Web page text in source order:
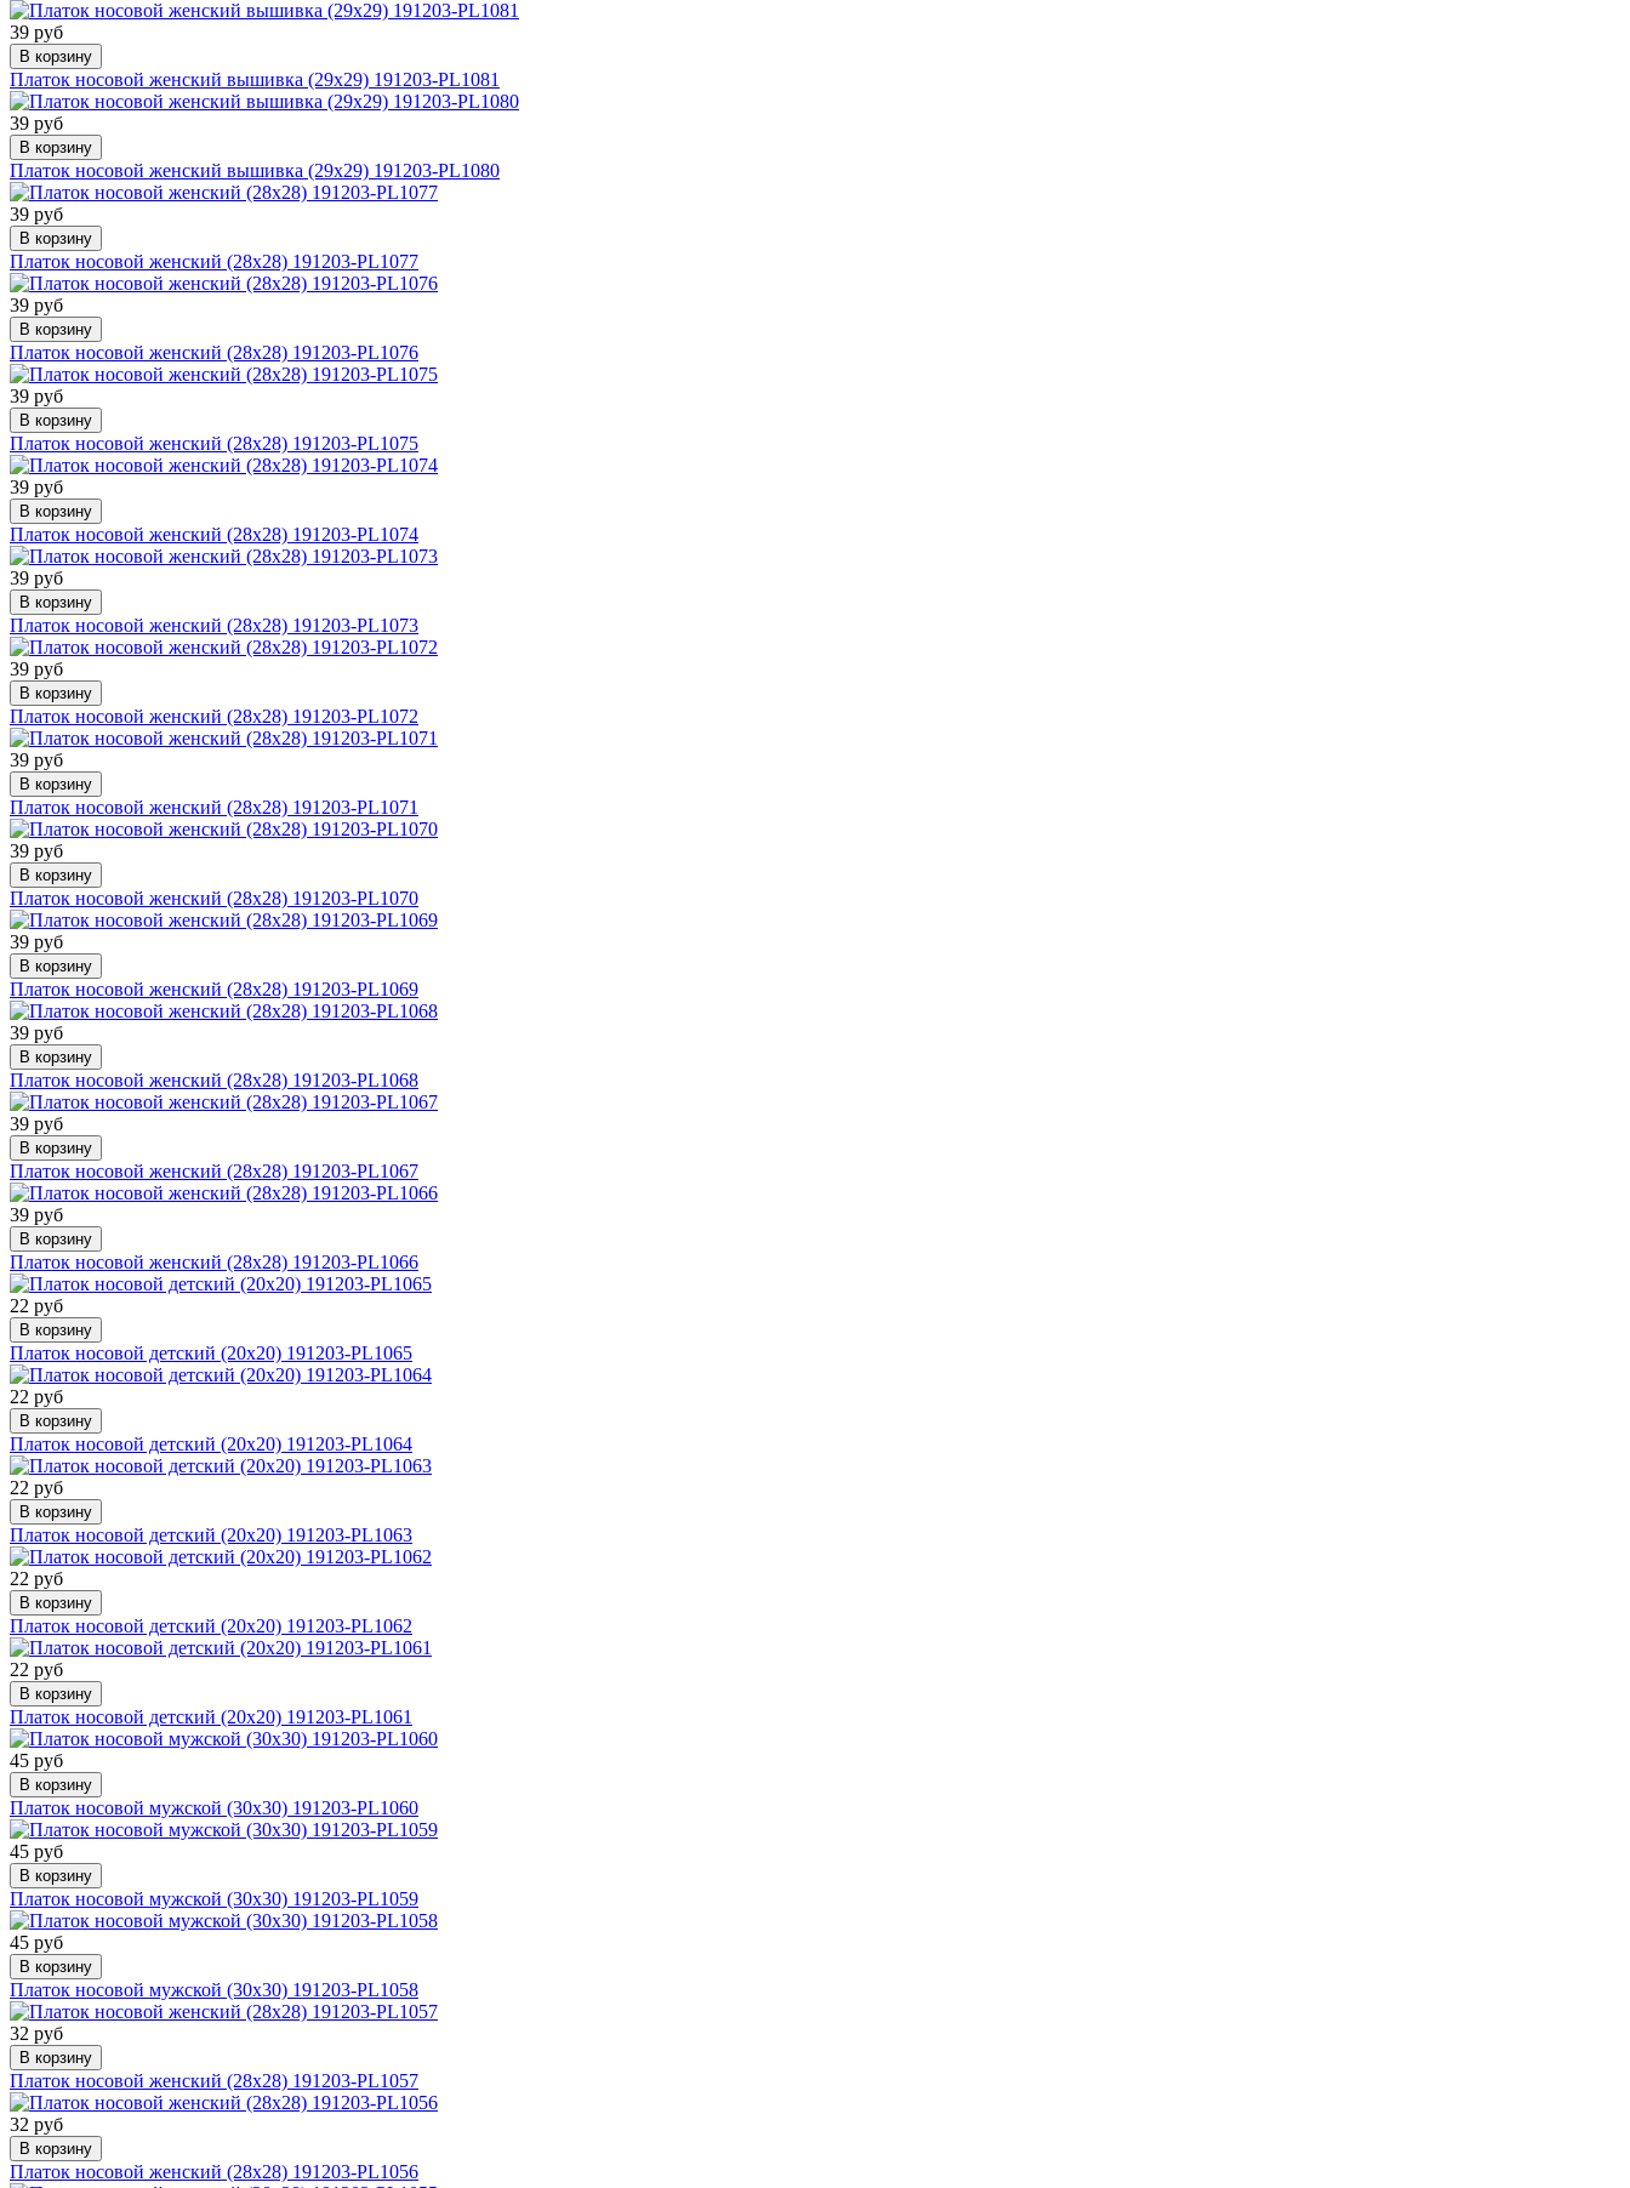
39 руб
В корзину
Платок носовой женский вышивка (29х29) 191203-PL1081
39 руб
В корзину
Платок носовой женский вышивка (29х29) 191203-PL1080
39 руб
В корзину
Платок носовой женский (28х28) 191203-PL1077
39 руб
В корзину
Платок носовой женский (28х28) 191203-PL1076
39 руб
В корзину
Платок носовой женский (28х28) 191203-PL1075
39 руб
В корзину
Платок носовой женский (28х28) 191203-PL1074
39 руб
В корзину
Платок носовой женский (28х28) 191203-PL1073
39 руб
В корзину
Платок носовой женский (28х28) 191203-PL1072
39 руб
В корзину
Платок носовой женский (28х28) 191203-PL1071
39 руб
В корзину
Платок носовой женский (28х28) 191203-PL1070
39 руб
В корзину
Платок носовой женский (28х28) 191203-PL1069
39 руб
В корзину
Платок носовой женский (28х28) 191203-PL1068
39 руб
В корзину
Платок носовой женский (28х28) 191203-PL1067
39 руб
В корзину
Платок носовой женский (28х28) 191203-PL1066
22 руб
В корзину
Платок носовой детский (20х20) 191203-PL1065
22 руб
В корзину
Платок носовой детский (20х20) 191203-PL1064
22 руб
В корзину
Платок носовой детский (20х20) 191203-PL1063
22 руб
В корзину
Платок носовой детский (20х20) 191203-PL1062
22 руб
В корзину
Платок носовой детский (20х20) 191203-PL1061
45 руб
В корзину
Платок носовой мужской (30х30) 191203-PL1060
45 руб
В корзину
Платок носовой мужской (30х30) 191203-PL1059
45 руб
В корзину
Платок носовой мужской (30х30) 191203-PL1058
32 руб
В корзину
Платок носовой женский (28х28) 191203-PL1057
32 руб
В корзину
Платок носовой женский (28х28) 191203-PL1056